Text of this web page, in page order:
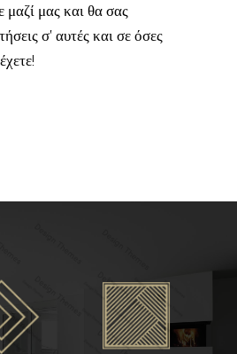
μαζί μας και θα σας
σ’ αυτές και σε όσες